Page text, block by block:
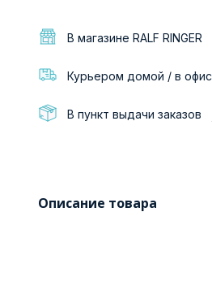
В магазине RALF RINGER
Курьером домой / в офис
В пункт выдачи заказов
Описание товара